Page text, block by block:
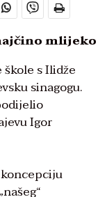
mlijeko
s Ilidže
sinagogu.
Igor